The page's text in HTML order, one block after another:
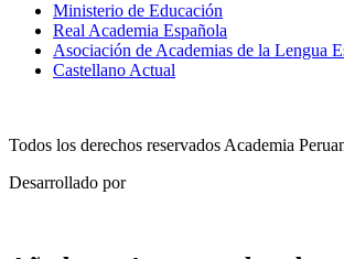
Ministerio de Educación
Real Academia Española
Asociación de Academias de la Lengua
Castellano Actual
Todos los derechos reservados Academia
Desarrollado por